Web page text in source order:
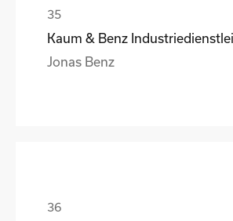
Kaum & Benz
Jonas Benz